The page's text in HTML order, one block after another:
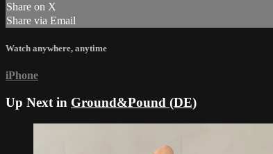
Share on X
Share via Email
Watch anywhere, anytime
iPhone
Up Next in Ground&Pound (DE)